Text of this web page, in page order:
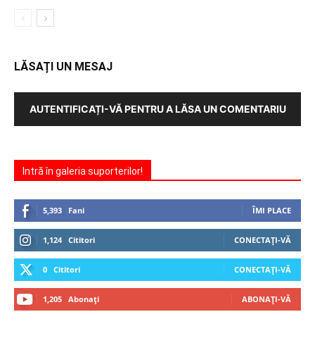
LĂSAȚI UN MESAJ
AUTENTIFICAȚI-VĂ PENTRU A LĂSA UN COMENTARIU
Intră în galeria suporterilor!
5,393 Fani ÎMI PLACE
1,124 Cititori CONECTAȚI-VĂ
0 Cititori CONECTAȚI-VĂ
1,205 Abonați ABONAȚI-VĂ